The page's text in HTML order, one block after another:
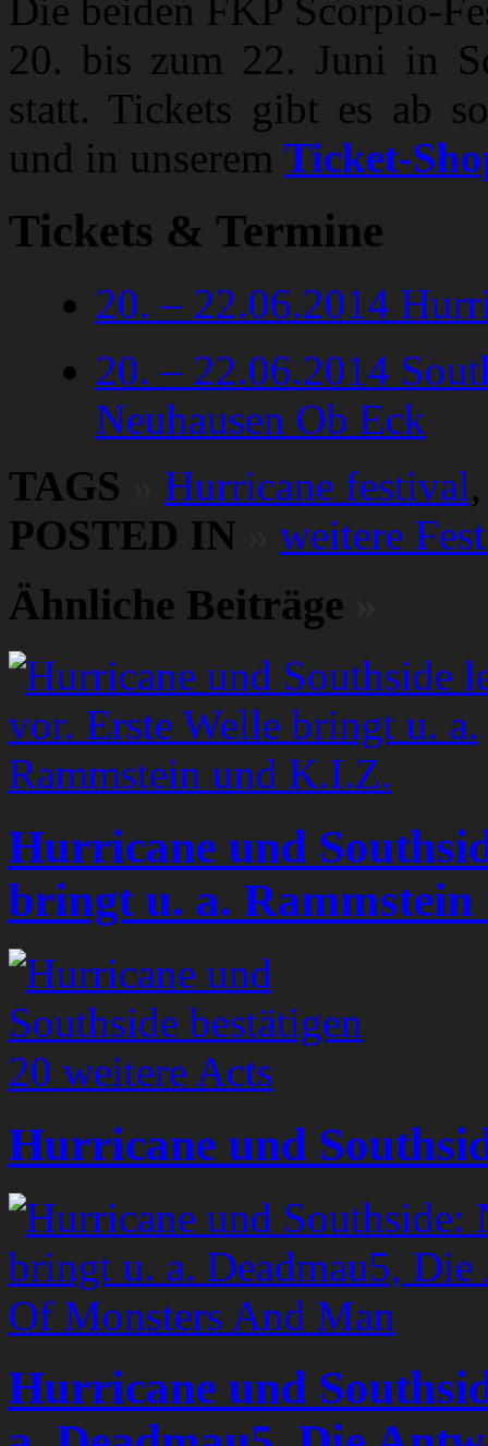
Die beiden FKP Scorpio-
20. bis zum 22. Juni in
statt. Tickets gibt es ab
und in unserem Ticket-
Tickets & Termine
20. – 22.06.2014
20. – 22.06.2014
Neuhausen Ob Eck
TAGS
Hurricane festival
POSTED IN
weitere
Ähnliche Beiträge
Hurricane und
bringt u. a.
Hurricane und
Hurricane und